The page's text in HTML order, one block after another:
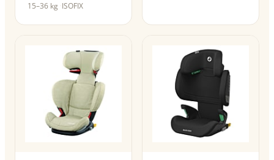
15–36 kg ISOFIX